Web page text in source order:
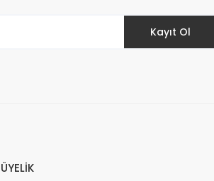
Kayıt Ol
ÜYELİK